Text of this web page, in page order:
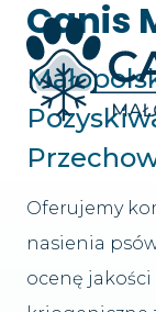
Przejdź
treści
Canis
Oferujemy
nasienia
ocenę jakości